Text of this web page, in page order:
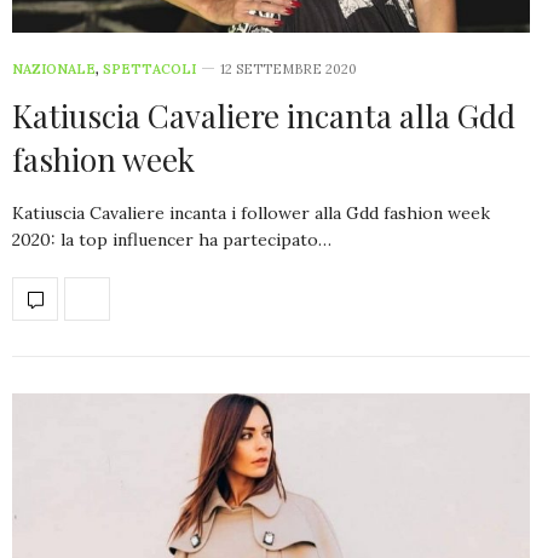
NAZIONALE, SPETTACOLI 12 SETTEMBRE 2020
Katiuscia Cavaliere incanta alla Gdd
fashion week
Katiuscia Cavaliere incanta i follower alla Gdd fashion week
2020: la top influencer ha partecipato…